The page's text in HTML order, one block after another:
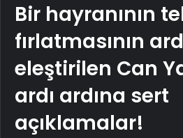
Bir hayranının
fırlatmasının
eleştirilen Can
ardı ardına sert
açıklamalar!